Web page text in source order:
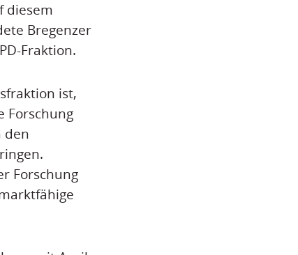
diesem
Bregenzer
Fraktion.
ist,
Forschung
den
Forschung